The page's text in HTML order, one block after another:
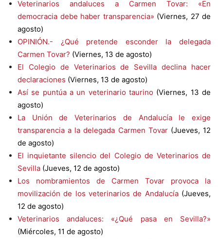
Veterinarios andaluces a Carmen Tovar: «En
democracia debe haber transparencia» (Viernes, 27 de
agosto)
OPINIÓN.- ¿Qué pretende esconder la delegada
Carmen Tovar? (Viernes, 13 de agosto)
El Colegio de Veterinarios de Sevilla declina hacer
declaraciones (Viernes, 13 de agosto)
Así se puntúa a un veterinario taurino (Viernes, 13 de
agosto)
La Unión de Veterinarios de Andalucía le exige
transparencia a la delegada Carmen Tovar(Jueves, 12
de agosto)
El inquietante silencio del Colegio de Veterinarios de
Sevilla (Jueves, 12 de agosto)
Los nombramientos de Carmen Tovar provoca la
movilización de los veterinarios de Andalucía(Jueves,
12 de agosto)
Veterinarios andaluces: «¿Qué pasa en Sevilla?»
(Miércoles, 11 de agosto)